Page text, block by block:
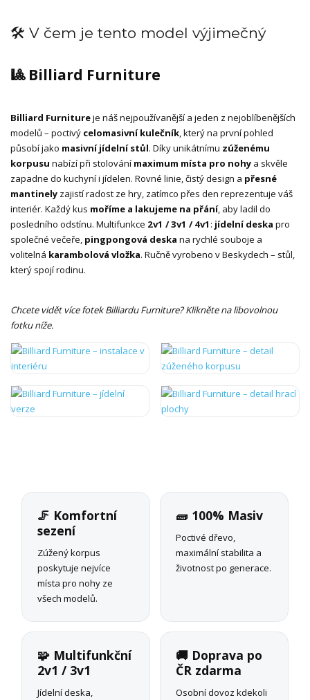
🛠️ V čem je tento model výjimečný
🎱 Billiard Furniture
Billiard Furnitureje náš nejpoužívanější a jeden z nejoblíbenějších
modelů – poctivý celomasivní kulečník, který na první pohled
působí jako masivní jídelní stůl. Díky unikátnímu zúženému
korpusu nabízí při stolování maximum místa pro nohy a skvěle
zapadne do kuchyní i jídelen. Rovné linie, čistý design a přesné
mantinely zajistí radost ze hry, zatímco přes den reprezentuje váš
interiér. Každý kus moříme a lakujeme na přání, aby ladil do
posledního odstínu. Multifunkce 2v1 / 3v1 / 4v1 : jídelní deska pro
společné večeře, pingpongová deska na rychlé souboje a
volitelná karambolová vložka. Ručně vyrobeno v Beskydech – stůl,
který spojí rodinu.
Chcete vidět více fotek Billiardu Furniture? Klikněte na libovolnou
fotku níže.
🦵 Komfortní
sezení
Zúžený korpus
poskytuje nejvíce
místa pro nohy ze
všech modelů.
🧱 100% Masiv
Poctivé dřevo,
maximální stabilita a
životnost po generace.
🧩 Multifunkční
2v1 / 3v1
Jídelní deska,
🚚 Doprava po
ČR zdarma
Osobní dovoz kdekoli